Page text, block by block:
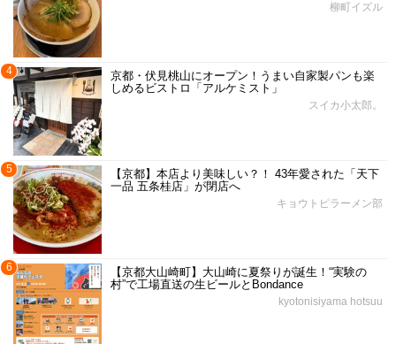
柳町イズル
4
京都・伏見桃山にオープン！うまい自家製パンも楽
しめるビストロ「アルケミスト」
スイカ小太郎。
5
【京都】本店より美味しい？！ 43年愛された「天下
一品 五条桂店」が閉店へ
キョウトピラーメン部
6
【京都大山崎町】大山崎に夏祭りが誕生！“実験の
村”で工場直送の生ビールとBondance
kyotonisiyama hotsuu